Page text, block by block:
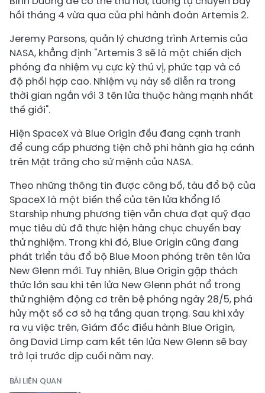
hồi tháng 4 vừa qua của phi hành đoàn Artemis 2.
Jeremy Parsons, quản lý chương trình Artemis của
NASA, khẳng định "Artemis 3 sẽ là một chiến dịch
phóng đa nhiệm vụ cực kỳ thú vị, phức tạp và có
độ phối hợp cao. Nhiệm vụ này sẽ diễn ra trong
thời gian ngắn với 3 tên lửa thuộc hàng mạnh nhất
thế giới".
Hiện SpaceX và Blue Origin đều đang cạnh tranh
để cung cấp phương tiện chở phi hành gia hạ cánh
trên Mặt trăng cho sứ mệnh của NASA.
Theo những thông tin được công bố, tàu đổ bộ của
SpaceX là một biến thể của tên lửa khổng lồ
Starship nhưng phương tiện vẫn chưa đạt quỹ đạo
mục tiêu dù đã thực hiện hàng chục chuyến bay
thử nghiệm. Trong khi đó, Blue Origin cũng đang
phát triển tàu đổ bộ Blue Moon phóng trên tên lửa
New Glenn mới. Tuy nhiên, Blue Origin gặp thách
thức lớn sau khi tên lửa New Glenn phát nổ trong
thử nghiệm động cơ trên bệ phóng ngày 28/5, phá
hủy một số cơ sở hạ tầng quan trọng. Sau khi xảy
ra vụ việc trên, Giám đốc điều hành Blue Origin,
ông David Limp cam kết tên lửa New Glenn sẽ bay
trở lại trước dịp cuối năm nay.
BÀI LIÊN QUAN